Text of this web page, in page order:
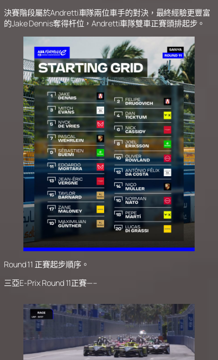
決賽階段屬於Andretti車隊兩位車手的對決，最終經驗更豐富
的Jake Dennis奪得杆位，Andretti車隊雙車正賽頭排起步。
Round 11 正賽起步順序。
三亞E-Prix Round 11正賽—–